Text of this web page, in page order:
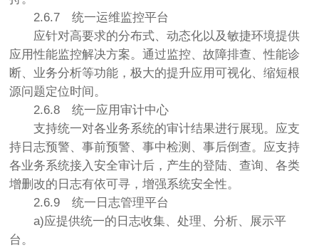
2.6.7统一运维监控平台
应针对高要求的分布式、动态化以及敏捷环境提供
应用性能监控解决方案。通过监控、故障排查、性能诊
断、业务分析等功能，极大的提升应用可视化、缩短根
源问题定位时间。
2.6.8统一应用审计中心
支持统一对各业务系统的审计结果进行展现。应支
持日志预警、事前预警、事中检测、事后倒查。应支持
各业务系统接入安全审计后，产生的登陆、查询、各类
增删改的日志有依可寻，增强系统安全性。
2.6.9统一日志管理平台
a)应提供统一的日志收集、处理、分析、展示平
台。